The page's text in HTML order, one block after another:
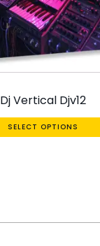
Dj Vertical Djv12
SELECT OPTIONS